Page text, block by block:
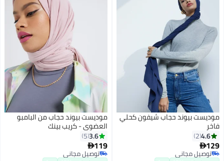
6
موديست بيوند حجاب شيفون كحلي
فاخر
4.6
2
129
توصيل مجاني 7
موديست بيوند حجاب من البامبو
العضوي - كريب بينك
3.6
5
119
توصيل مجاني